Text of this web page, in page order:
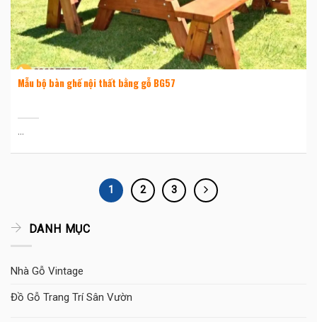
DANH MỤC
Nhà Gỗ Vintage
Đồ Gỗ Trang Trí Sân Vườn
Mẫu bộ bàn ghế nội thất bằng gỗ BG57
1 2 3